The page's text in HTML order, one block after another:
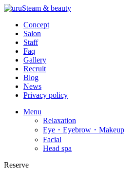
Concept
Salon
Staff
Faq
Gallery
Recruit
Blog
News
Privacy policy
Menu
Relaxation
Eye・Eyebrow・Makeup
Facial
Head spa
Reserve